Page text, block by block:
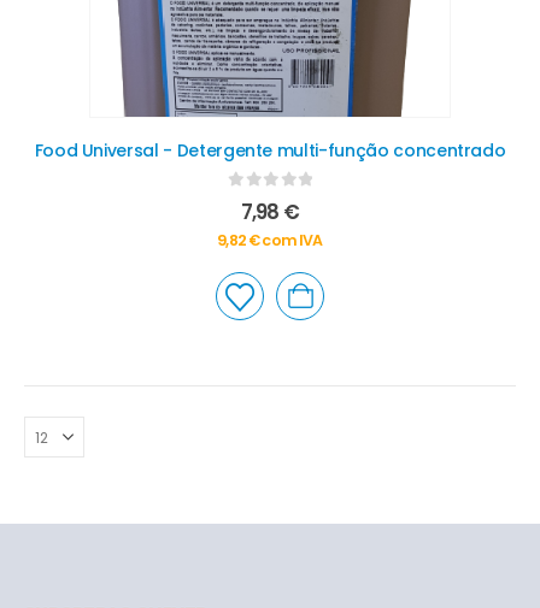
Food Universal - Detergente multi-função concentrado
out of 5
7,98 €
9,82€com IVA